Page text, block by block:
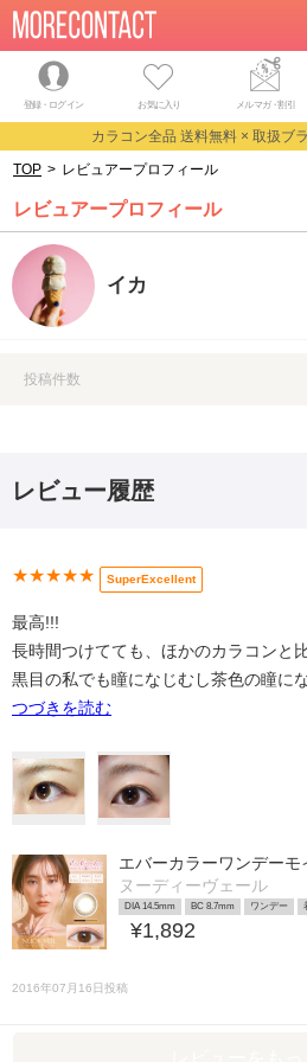
登録・ログイン お気に入り メルマガ・割引
カラコン全品 送料無料 × 取扱ブ
TOP > レビュアープロフィール
レビュアープロフィール
イカ
投稿件数
レビュー履歴
★★★★★ SuperExcellent
最高!!!
長時間つけてても、ほかのカラコンと
黒目の私でも瞳になじむし茶色の瞳に
つづきを読む
エバーカラーワンデー
ヌーディーヴェール
DIA 14.5mm BC 8.7mm ワンデー
¥1,892
2016年07月16日投稿